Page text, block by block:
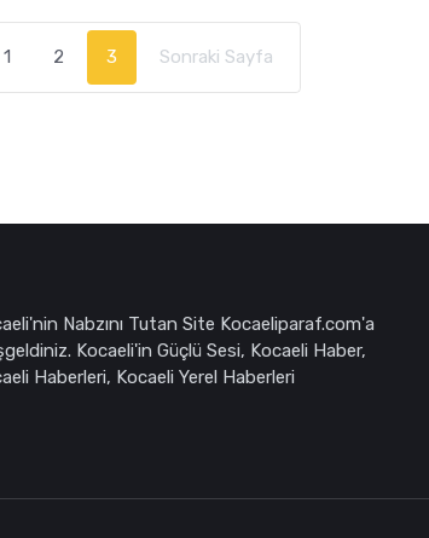
1 2 3 Sonraki Sayfa
Nabzını Tutan Site Kocaeliparaf.com'a
Kocaeli'in Güçlü Sesi, Kocaeli Haber,
Haberleri, Kocaeli Yerel Haberleri